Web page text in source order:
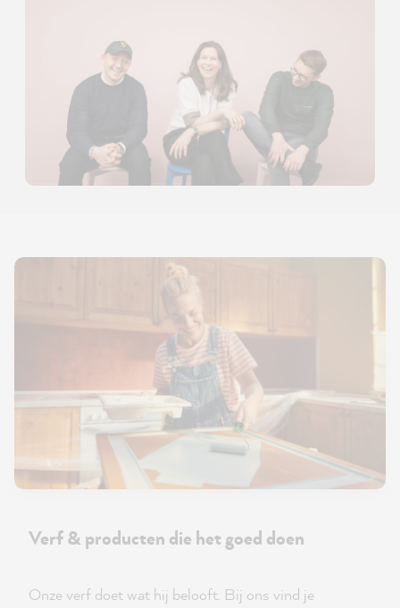
Verf & producten die het goed doen
Onze verf doet wat hij belooft. Bij ons vind je